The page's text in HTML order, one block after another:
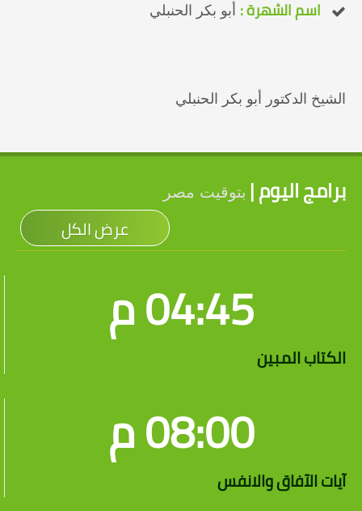
اسم الشهرة : أبو بكر الحنبلي
الشيخ الدكتور أبو بكر الحنبلي
برامج اليوم | بتوقيت مصر
عرض الكل
04:45 م
الكتاب المبين
08:00 م
آيات الآفاق والانفس